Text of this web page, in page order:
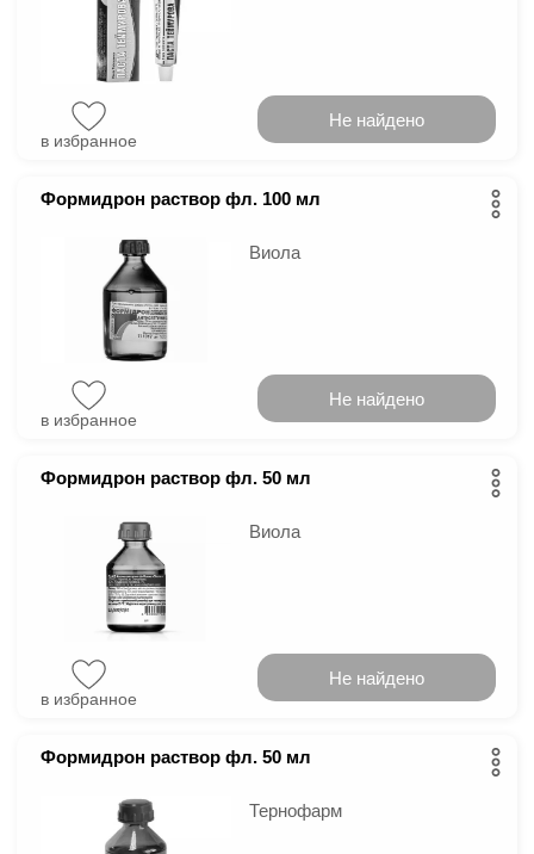
в избранное
Не найдено
Формидрон раствор фл. 100 мл
Виола
в избранное
Не найдено
Формидрон раствор фл. 50 мл
Виола
в избранное
Не найдено
Формидрон раствор фл. 50 мл
Тернофарм